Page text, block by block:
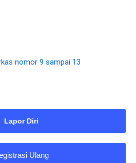
nomor 9 sampai 13
Lapor Diri
Ulang